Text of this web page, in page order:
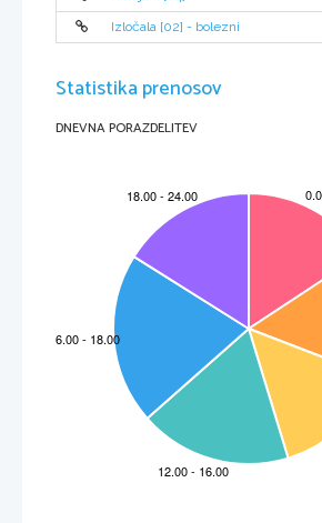
tkiva nariši pri vseh velikostih (40x, 100x in 400x).
KOST
Rezultati, zaključek in skice
Pri tej vaji smo samo opazovali preparate. Sveže možgane smo
smo še trajna preparata mačje hrbtenjače in kostnega tkiva. Pri
najmanjši povečavi, pri kateri se je lepo razlikovala sivina od beline, v
tkivu (ki smo si ga ogledali že pri vaji 2) smo lahko opazili Haversove
Izločala [02] - bolezni
Statistika prenosov
DNEVNA PORAZDELITEV